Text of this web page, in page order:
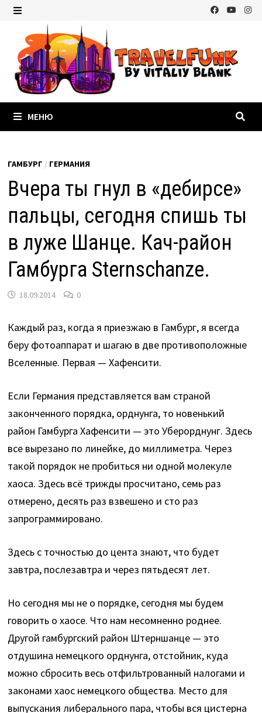
Перейти
содержимому
МЕНЮ
ГАМБУРГ / ГЕРМАНИЯ
Вчера ты гнул в «дебирсе»
пальцы, сегодня спишь ты
в луже Шанце. Кач-район
Гамбурга Sternschanze.
18.09.2014 0
Каждый раз, когда я приезжаю в Гамбург, я всегда
беру фотоаппарат и шагаю в две противоположные
Вселенные. Первая — Хафенсити.
Если Германия представляется вам страной
законченного порядка, орднунга, то новенький
район Гамбурга Хафенсити — это Уберорднунг. Здесь
все вырезано по линейке, до миллиметра. Через
такой порядок не пробиться ни одной молекуле
хаоса. Здесь всё трижды просчитано, семь раз
отмерено, десять раз взвешено и сто раз
запрограммировано.
Здесь с точностью до цента знают, что будет
завтра, послезавтра и через пятьдесят лет.
Но сегодня мы не о порядке, сегодня мы будем
говорить о хаосе. Что нам несомненно роднее.
Другой гамбургский район Штерншанце — это
отдушина немецкого орднунга, отстойник, куда
можно сбросить весь отфильтрованный налогами и
законами хаос немецкого общества. Место для
выпускания либерального пара, чтобы вся цистерна